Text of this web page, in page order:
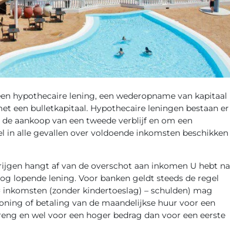
hypothecaire lening, een wederopname van kapitaal
een bulletkapitaal. Hypothecaire leningen bestaan er
aankoop van een tweede verblijf en om een
in alle gevallen over voldoende inkomsten beschikken
hangt af van de overschot aan inkomen U hebt na
lopende lening. Voor banken geldt steeds de regel
(zonder kindertoeslag) – schulden) mag
of betaling van de maandelijkse huur voor een
en wel voor een hoger bedrag dan voor een eerste